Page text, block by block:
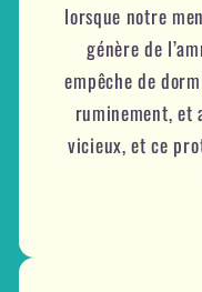
lorsque notre
génère de
empêche de
ruminement, et
vicieux, et ce